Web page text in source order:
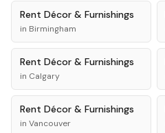
Rent Décor & Furnishings
in Birmingham
Rent Décor & Furnishings
in Calgary
Rent Décor & Furnishings
in Vancouver